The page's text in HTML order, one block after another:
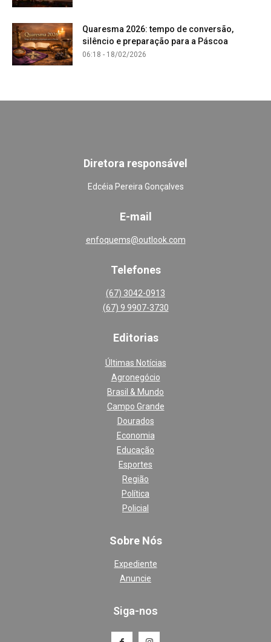
Quaresma 2026: tempo de conversão,
silêncio e preparação para a Páscoa
06:18 - 18/02/2026
Diretora responsável
Edcéia Pereira Gonçalves
E-mail
enfoquems@outlook.com
Telefones
(67) 3042-0913
(67) 9 9907-3730
Editorias
Últimas Notícias
Agronegócio
Brasil & Mundo
Campo Grande
Dourados
Economia
Educação
Esportes
Região
Política
Policial
Sobre Nós
Expediente
Anuncie
Siga-nos